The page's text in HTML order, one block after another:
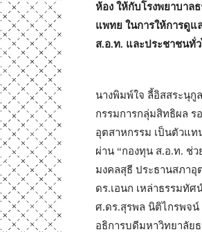
ห้อง ให้กับโรงพยาบาล
แพทย ในการให้การดูแ
ส.อ.ท. และประชาชนทั่ว
นางพิมพ์ใจ ลี้อิสสระนุกู
กรรมการกลุ่มสิทธิผล ร
อุตสาหกรรม เป็นตัวแท
ผ่าน “กองทุน ส.อ.ท. ช่
มงคลสุธี ประธานสภาอุ
ดร.เอนก เหล่าธรรมทั
ศ.ดร.สุรพล นิติไกรพจน์
อธิการบดีมหาวิทยาลัย